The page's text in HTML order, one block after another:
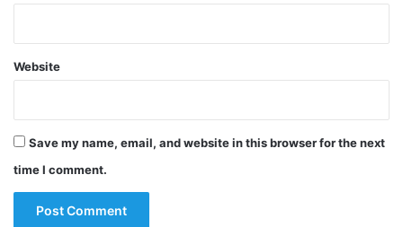
Website
Save my name, email, and website in this browser for the next
time I comment.